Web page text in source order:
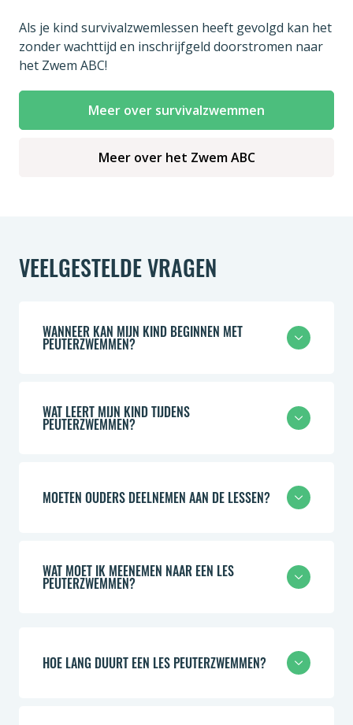
Als je kind survivalzwemlessen heeft gevolgd kan het
zonder wachttijd en inschrijfgeld doorstromen naar
het Zwem ABC!
Meer over survivalzwemmen
Meer over het Zwem ABC
VEELGESTELDE VRAGEN
WANNEER KAN MIJN KIND BEGINNEN MET
PEUTERZWEMMEN?
WAT LEERT MIJN KIND TIJDENS
PEUTERZWEMMEN?
MOETEN OUDERS DEELNEMEN AAN DE LESSEN?
WAT MOET IK MEENEMEN NAAR EEN LES
PEUTERZWEMMEN?
HOE LANG DUURT EEN LES PEUTERZWEMMEN?